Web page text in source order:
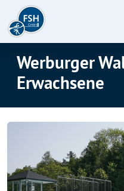
Werburger
Erwachsene